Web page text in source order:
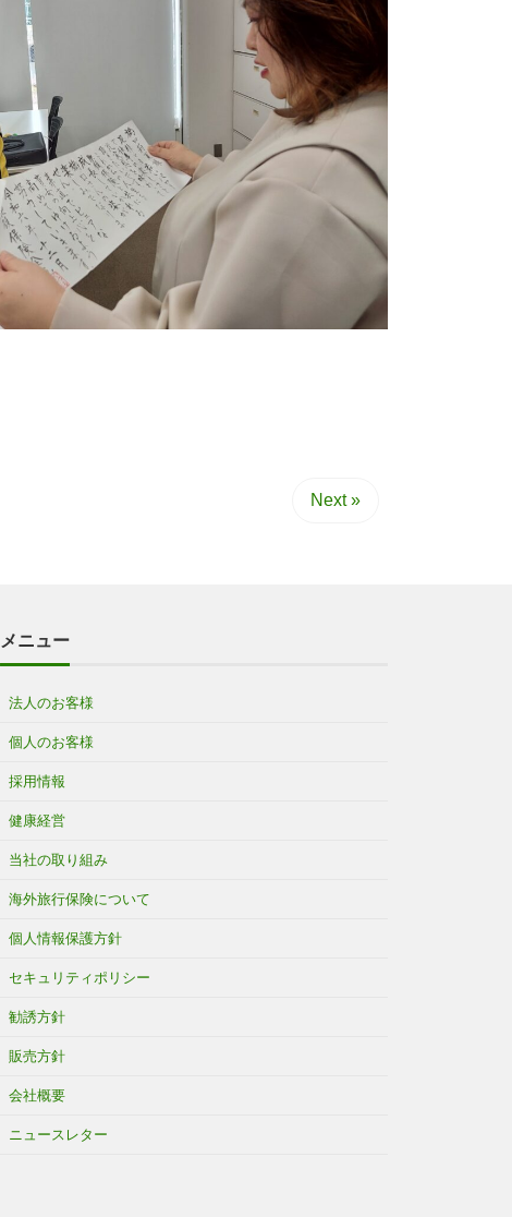
Next »
メニュー
法人のお客様
個人のお客様
採用情報
健康経営
当社の取り組み
海外旅行保険について
個人情報保護方針
セキュリティポリシー
勧誘方針
販売方針
会社概要
ニュースレター